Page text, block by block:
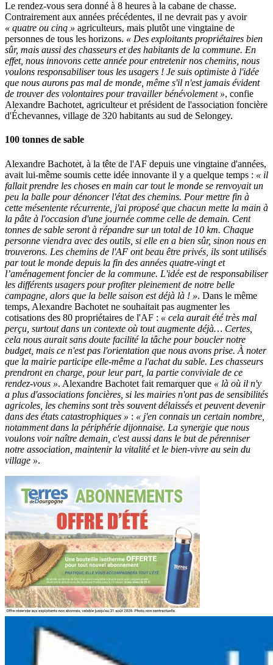
Le rendez-vous sera donné à 8 heures à la cabane de chasse.
Contrairement aux années précédentes, il ne devrait pas y avoir
« quatre ou cinq » agriculteurs, mais plutôt une vingtaine de
personnes de tous les horizons. « Des exploitants propriétaires bien
sûr, mais aussi des chasseurs et des habitants de la commune. En
effet, nous innovons cette année pour entretenir nos chemins, nous
voulons responsabiliser tous les usagers ! Je suis optimiste à l'idée
que nous aurons pas mal de monde, même s'il n'est jamais évident
de trouver des volontaires pour travailler bénévolement », confie
Alexandre Bachotet, agriculteur et président de l'association foncière
d'Échevannes, village de 320 habitants au sud de Selongey.
100 tonnes de sable
Alexandre Bachotet, à la tête de l'AF depuis une vingtaine d'années,
avait lui-même soumis cette idée innovante il y a quelque temps : « il
fallait prendre les choses en main car tout le monde se renvoyait un
peu la balle pour dénoncer l'état des chemins. Pour mettre fin à
cette mésentente récurrente, j'ai proposé que chacun mette la main à
la pâte à l'occasion d'une journée comme celle de demain. Cent
tonnes de sable seront à répandre sur un total de 10 km. Chaque
personne viendra avec des outils, si elle en a bien sûr, sinon nous en
trouverons. Les chemins de l'AF ont beau être privés, ils sont utilisés
par tout le monde depuis la fin des années quatre-vingt et
l’aménagement foncier de la commune. L'idée est de responsabiliser
les différents usagers pour profiter pleinement de notre belle
campagne, alors que la belle saison est déjà là ! ». Dans le même
temps, Alexandre Bachotet ne souhaitait pas augmenter les
cotisations des 80 propriétaires de l'AF : « cela aurait été très mal
perçu, surtout dans un contexte où tout augmente déjà… Certes,
cela nous aurait sans doute facilité la tâche pour boucler notre
budget, mais ce n'est pas l'orientation que nous avons prise. À noter
que la mairie participe elle-même a l'achat du sable. Les chasseurs
prendront en charge, pour leur part, la partie conviviale de ce
rendez-vous ». Alexandre Bachotet fait remarquer que « là où il n'y
a plus d'associations foncières, si les mairies n'ont pas de sensibilités
agricoles, les chemins sont très souvent délaissés et peuvent devenir
dans des états catastrophiques » : « j'en connais un certain nombre,
notamment dans la périphérie dijonnaise. La synergie que nous
voulons voir naître demain, c'est aussi dans le but de pérenniser
notre association, maintenir la vitalité et le bien-vivre au sein du
village ».